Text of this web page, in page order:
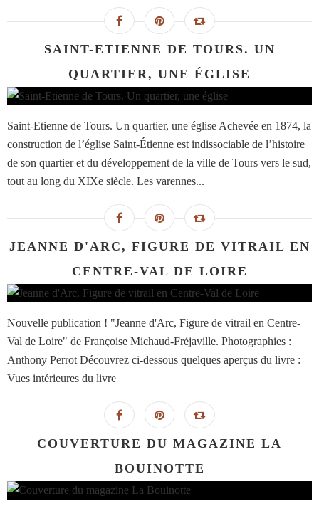
SAINT-ETIENNE DE TOURS. UN
QUARTIER, UNE ÉGLISE
Saint-Etienne de Tours. Un quartier, une église Achevée en 1874, la
construction de l’église Saint-Étienne est indissociable de l’histoire
de son quartier et du développement de la ville de Tours vers le sud,
tout au long du XIXe siècle. Les varennes...
JEANNE D'ARC, FIGURE DE VITRAIL EN
CENTRE-VAL DE LOIRE
Nouvelle publication ! "Jeanne d'Arc, Figure de vitrail en Centre-
Val de Loire" de Françoise Michaud-Fréjaville. Photographies :
Anthony Perrot Découvrez ci-dessous quelques aperçus du livre :
Vues intérieures du livre
COUVERTURE DU MAGAZINE LA
BOUINOTTE